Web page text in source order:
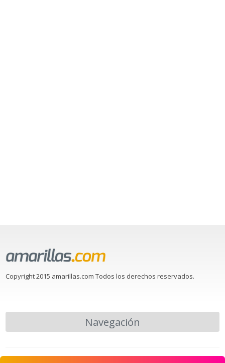
Copyright 2015 amarillas.com Todos los derechos reservados.
Navegación